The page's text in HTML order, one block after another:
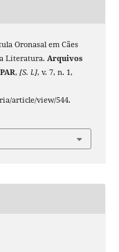
Oronasal em Cães
Literatura. Arquivos
, [S. l.], v. 7, n. 1,
article/view/544.